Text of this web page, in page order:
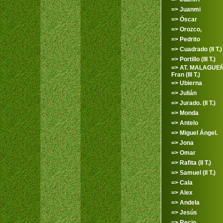
=> Juanmi
=> Óscar
=> Orozco,
=> Pedrito
=> Cuadrado (II T.)
=> Portillo (III T.)
=> AT.
Fran (III T.)
=> Ubierna
=> Julián
=> Jurado. (II T.)
=> Monda
=> Antelo
=> Miguel Ángel.
=> Jona
=> Omar
=> Rafita (II T.)
=> Samuel (II T.)
=> Cala
=> Alex
=> Andela
=> Jesús